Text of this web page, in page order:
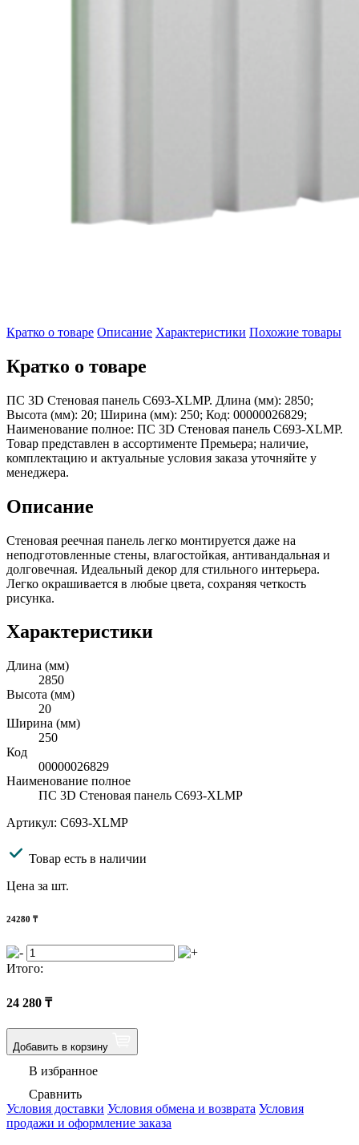
Кратко о товаре Описание Характеристики Похожие товары
Кратко о товаре
ПС 3D Стеновая панель C693-XLMP. Длина (мм): 2850;
Высота (мм): 20; Ширина (мм): 250; Код: 00000026829;
Наименование полное: ПС 3D Стеновая панель C693-XLMP.
Товар представлен в ассортименте Премьера; наличие,
комплектацию и актуальные условия заказа уточняйте у
менеджера.
Описание
Стеновая реечная панель легко монтируется даже на
неподготовленные стены, влагостойкая, антивандальная и
долговечная. Идеальный декор для стильного интерьера.
Легко окрашивается в любые цвета, сохраняя четкость
рисунка.
Характеристики
Длина (мм)
2850
Высота (мм)
20
Ширина (мм)
250
Код
00000026829
Наименование полное
ПС 3D Стеновая панель C693-XLMP
Артикул: C693-XLMP
Товар есть в наличии
Цена за шт.
24280 ₸
Итого:
24 280 ₸
Добавить в корзину
В избранное
Сравнить
Условия доставки Условия обмена и возврата Условия
продажи и оформление заказа